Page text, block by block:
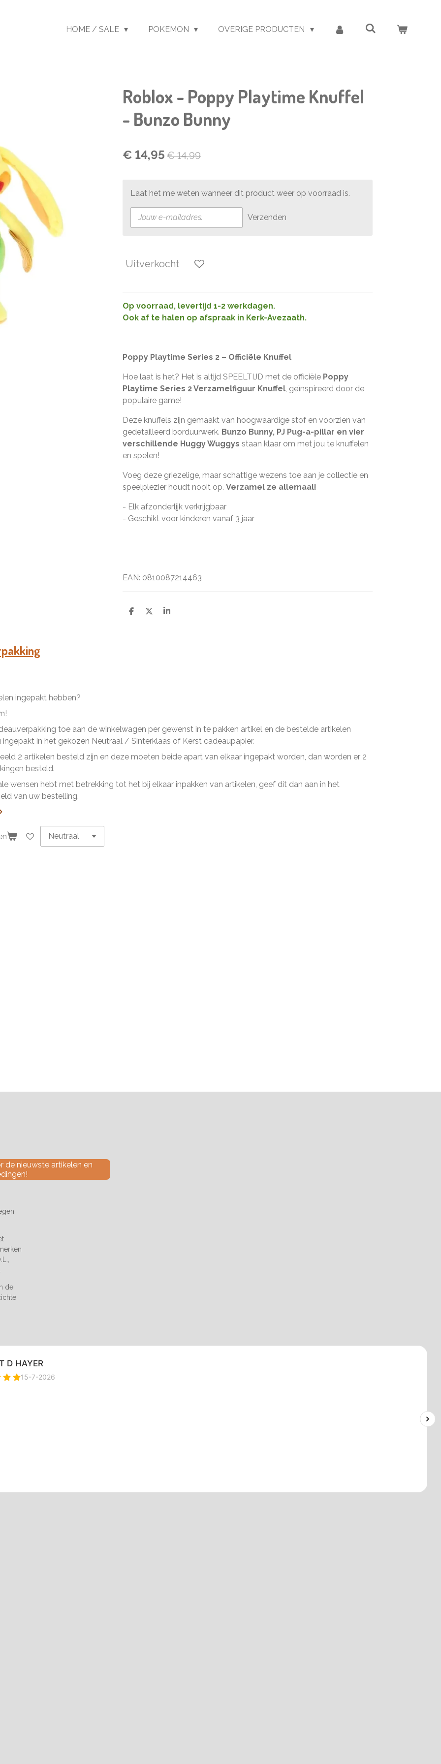
HOME / SALE POKEMON OVERIGE PRODUCTEN
Roblox - Poppy Playtime Knuffel
- Bunzo Bunny
€ 14,95 € 14,99
Laat het me weten wanneer dit product weer op voorraad is.
Verzenden
Uitverkocht
Op voorraad, levertijd 1-2 werkdagen.
Ook af te halen op afspraak in Kerk-Avezaath.
Poppy Playtime Series 2 – Officiële Knuffel
Hoe laat is het? Het is altijd SPEELTIJD met de officiële Poppy
Playtime Series 2 Verzamelfiguur Knuffel, geïnspireerd door de
populaire game!
Deze knuffels zijn gemaakt van hoogwaardige stof en voorzien van
gedetailleerd borduurwerk. Bunzo Bunny, PJ Pug-a-pillar en vier
verschillende Huggy Wuggys staan klaar om met jou te knuffelen
en spelen!
Voeg deze griezelige, maar schattige wezens toe aan je collectie en
speelplezier houdt nooit op. Verzamel ze allemaal!
- Elk afzonderlijk verkrijgbaar
- Geschikt voor kinderen vanaf 3 jaar
EAN: 0810087214463
D
D
S
ingepakt hebben?
toe aan de winkelwagen per gewenst in te pakken artikel en de bestelde artikelen
in het gekozen Neutraal / Sinterklaas of Kerst cadeaupapier.
2 artikelen besteld zijn en deze moeten beide apart van elkaar ingepakt worden, dan worden er 2
besteld.
wensen hebt met betrekking tot het bij elkaar inpakken van artikelen, geef dit dan aan in het
van uw bestelling.
de nieuwste artikelen en
de